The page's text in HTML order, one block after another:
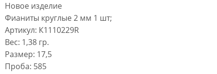
Новое изделие
Фианиты круглые 2 мм 1 шт;
Артикул: К1110229R
Вес: 1,38 гр.
Размер: 17,5
Проба: 585